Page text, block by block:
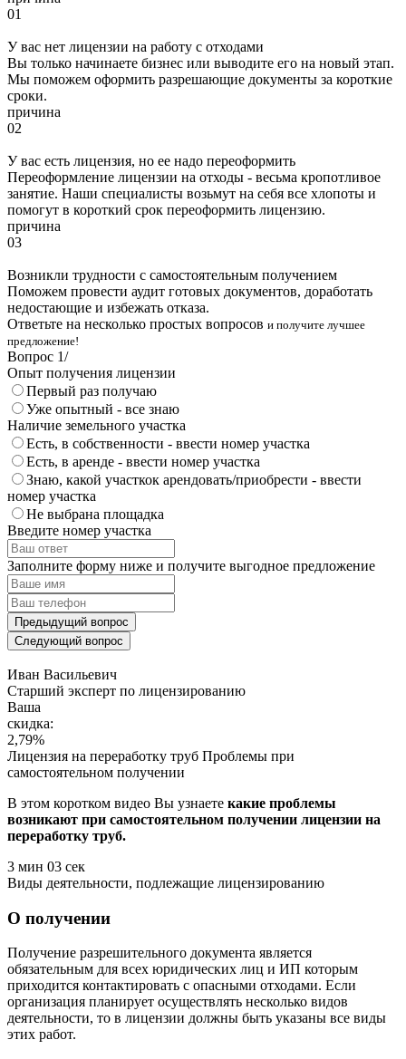
01
У вас нет лицензии на работу с отходами
Вы только начинаете бизнес или выводите его на новый этап.
Мы поможем оформить разрешающие документы за короткие
сроки.
причина
02
У вас есть лицензия, но ее надо переоформить
Переоформление лицензии на отходы - весьма кропотливое
занятие. Наши специалисты возьмут на себя все хлопоты и
помогут в короткий срок переоформить лицензию.
причина
03
Возникли трудности с самостоятельным получением
Поможем провести аудит готовых документов, доработать
недостающие и избежать отказа.
Ответьте на несколько простых вопросов и получите лучшее
предложение!
Вопрос 1/
Опыт получения лицензии
Первый раз получаю
Уже опытный - все знаю
Наличие земельного участка
Есть, в собственности - ввести номер участка
Есть, в аренде - ввести номер участка
Знаю, какой участкок арендовать/приобрести - ввести
номер участка
Не выбрана площадка
Введите номер участка
Заполните форму ниже и получите выгодное предложение
Предыдущий вопрос
Следующий вопрос
Иван Васильевич
Cтарший эксперт по лицензированию
Ваша
скидка:
2,79%
Лицензия на переработку труб Проблемы при
самостоятельном получении
В этом коротком видео Вы узнаете какие проблемы
возникают при самостоятельном получении лицензии на
переработку труб.
3 мин 03 сек
Виды деятельности, подлежащие лицензированию
О получении
Получение разрешительного документа является
обязательным для всех юридических лиц и ИП которым
приходится контактировать с опасными отходами. Если
организация планирует осуществлять несколько видов
деятельности, то в лицензии должны быть указаны все виды
этих работ.